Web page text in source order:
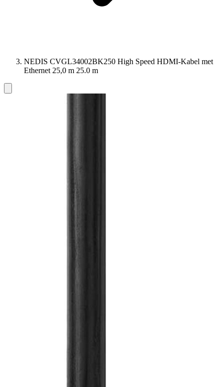
NEDIS CVGL34002BK250 High Speed ​​HDMI-Kabel met
Ethernet 25,0 m 25.0 m